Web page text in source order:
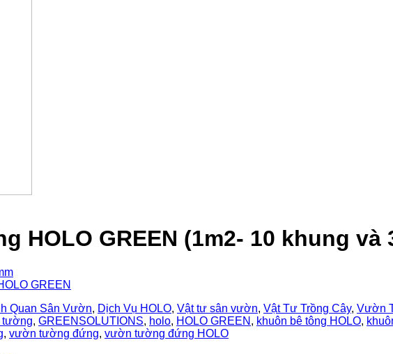
HOLO GREEN (1m2- 10 khung và
Quan Sân Vườn, Dịch Vụ HOLO, Vật tư sân vườn, Vật Tư Trồng Cây, Vườn
tường, GREENSOLUTIONS, holo, HOLO GREEN , khuôn bê tông HOLO,
, vườn tường đứng, vườn tường đứng HOLO